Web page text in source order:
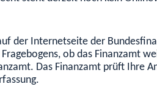
der Internetseite der
ob das Finanzamt
Das Finanzamt prüft Ihre